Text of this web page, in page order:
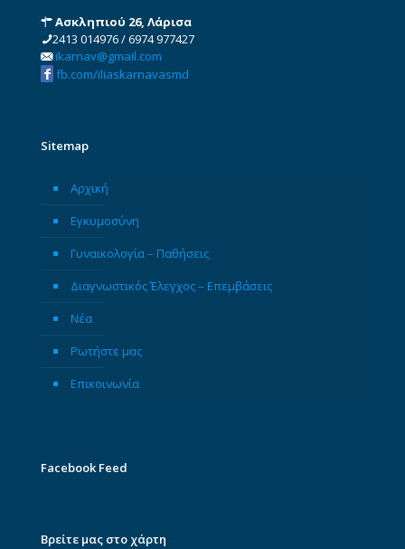
Ασκληπιού 26, Λάρισα
2413 014976/6974 977427
ikarnav@gmail.com
fb.com/iliaskarnavasmd
Sitemap
Αρχική
Εγκυμοσύνη
Γυναικολογία – Παθήσεις
Διαγνωστικός Έλεγχος – Επεμβάσεις
Νέα
Ρωτήστε μας
Επικοινωνία
Facebook Feed
Βρείτε μας στο χάρτη